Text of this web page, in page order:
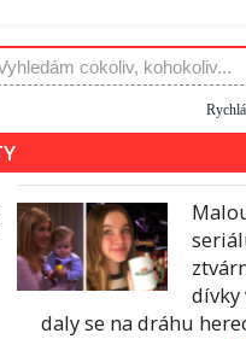
dívky
daly se na dráhu